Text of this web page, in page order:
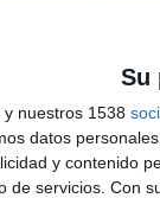
Su
y nuestros 1538
datos
y contenido
de servicios. Con